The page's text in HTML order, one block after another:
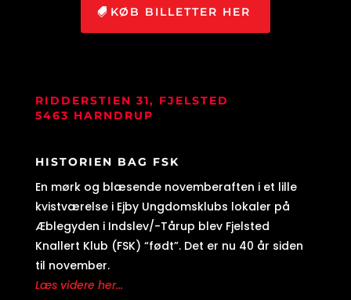
KØB BILLETTER HER
RIDDERSTIEN 31, FJELSTED
5463 HARNDRUP
HISTORIEN BAG FSK
En mørk og blæsende novemberaften i et lille
kvistværelse i Ejby Ungdomsklubs lokaler på
Æblegyden i Indslev/-Tårup blev Fjelsted
Knallert Klub (FSK) “født”. Det er nu 40 år siden
til november.
Læs videre her...